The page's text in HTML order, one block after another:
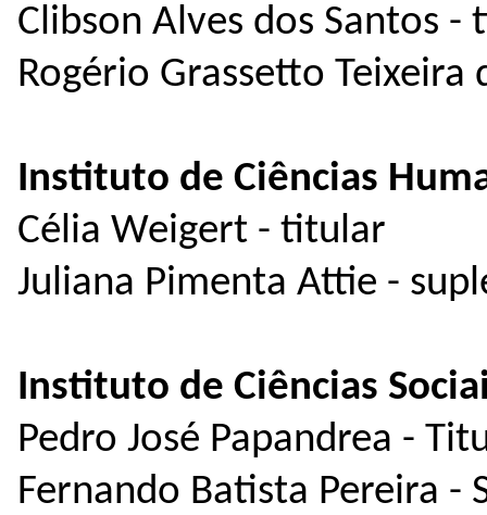
Clibson Alves dos Santos -
Rogério Grassetto Teixeira
Instituto de Ciências
Célia Weigert - titular
Juliana Pimenta Attie -
Instituto de Ciências
Pedro José Papandrea -
Fernando Batista Pereira -